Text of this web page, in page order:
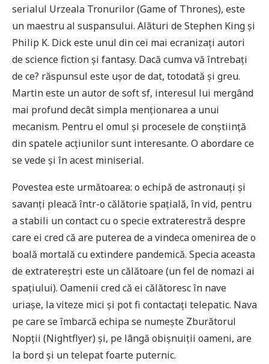
serialul Urzeala Tronurilor (Game of Thrones), este
un maestru al suspansului. Alături de Stephen King și
Philip K. Dick este unul din cei mai ecranizați autori
de science fiction și fantasy. Dacă cumva vă întrebați
de ce? răspunsul este ușor de dat, totodată și greu.
Martin este un autor de soft sf, interesul lui mergând
mai profund decât simpla menționarea a unui
mecanism. Pentru el omul și procesele de conștiință
din spatele acțiunilor sunt interesante. O abordare ce
se vede și în acest miniserial.
Povestea este următoarea: o echipă de astronauți și
savanți pleacă într-o călătorie spațială, în vid, pentru
a stabili un contact cu o specie extraterestră despre
care ei cred că are puterea de a vindeca omenirea de o
boală mortală cu extindere pandemică. Specia aceasta
de extratereștri este un călătoare (un fel de nomazi ai
spațiului). Oamenii cred că ei călătoresc în nave
uriașe, la viteze mici și pot fi contactați telepatic. Nava
pe care se îmbarcă echipa se numește Zburătorul
Nopții (Nightflyer) și, pe lângă obișnuiții oameni, are
la bord și un telepat foarte puternic.